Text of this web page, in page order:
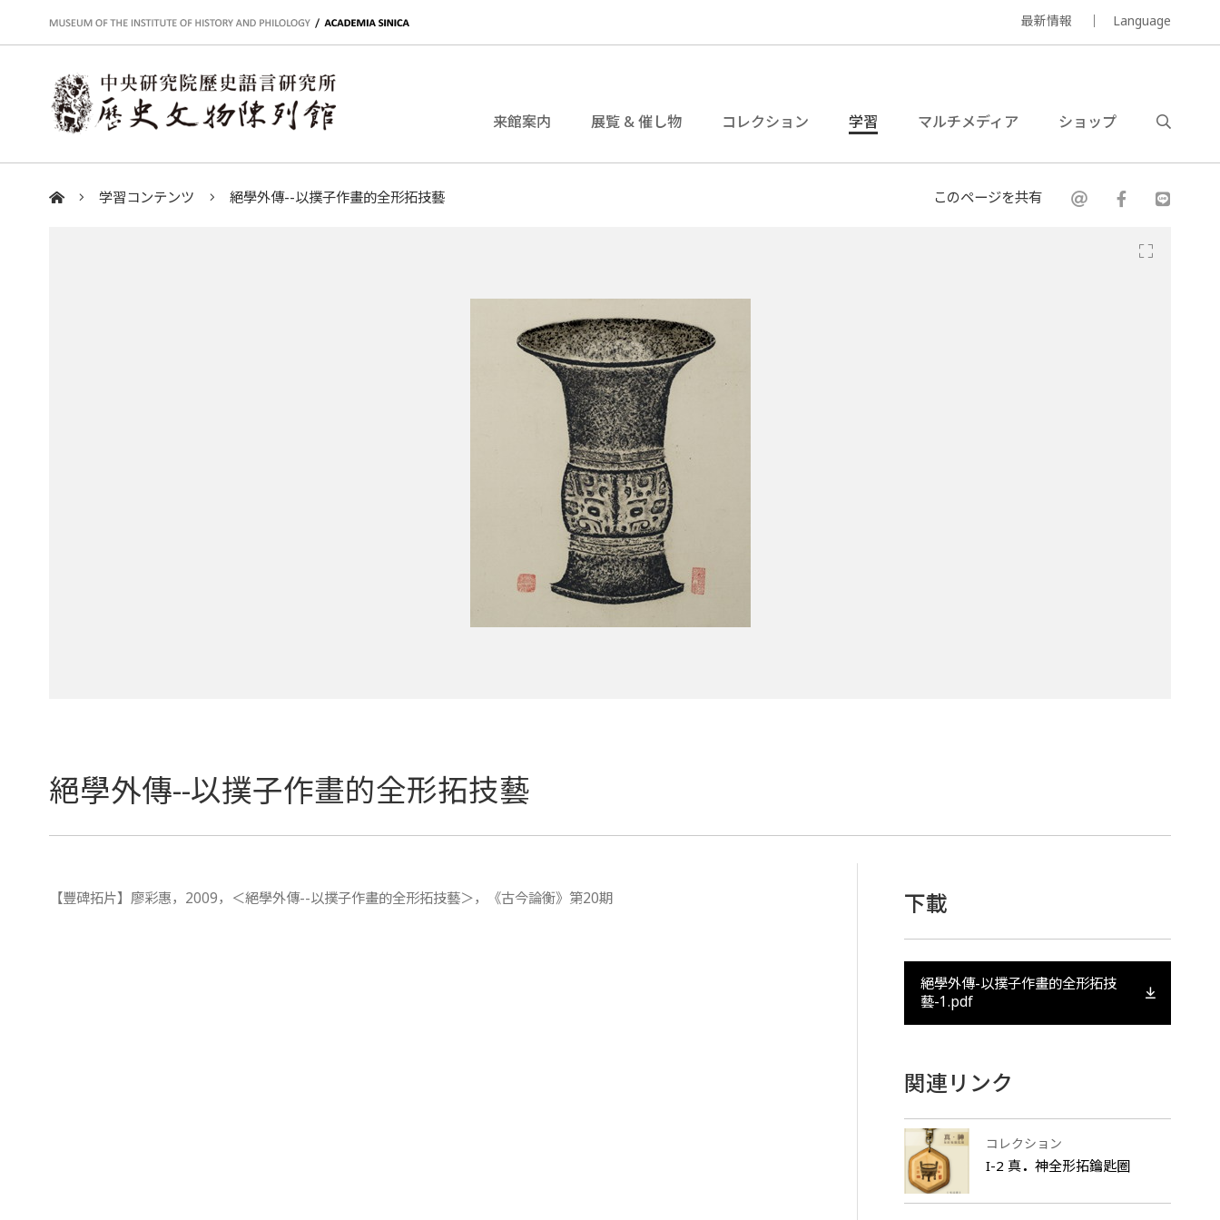
:::
最新情報 Language
来館案内 展覧 & 催し物 コレクション 学習 マルチメディア ショップ
学習コンテンツ 絕學外傳--以撲子作畫的全形拓技藝 このページを共有
絕學外傳--以撲子作畫的全形拓技藝
【豐碑拓片】廖彩惠，2009，＜絕學外傳--以撲子作畫的全形拓技藝＞，《古今論衡》第20期 下載
絕學外傳-以撲子作畫的全形拓技
藝-1.pdf
関連リンク
コレクション
I-2 真． 神全形拓鑰匙圈